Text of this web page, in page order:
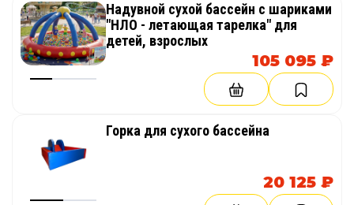
Надувной сухой бассейн с шариками
"НЛО - летающая тарелка" для
детей, взрослых
105 095 ₽
Горка для сухого бассейна
20 125 ₽